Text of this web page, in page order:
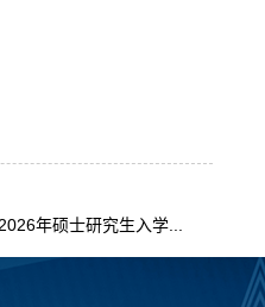
年硕士研究生入学...